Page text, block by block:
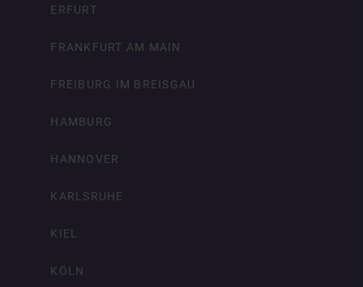
ERFURT
FRANKFURT AM MAIN
FREIBURG IM BREISGAU
HAMBURG
HANNOVER
KARLSRUHE
KIEL
KÖLN